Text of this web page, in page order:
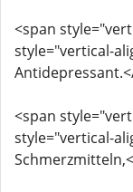
<span
style="vertical-
<span
style="vertical-